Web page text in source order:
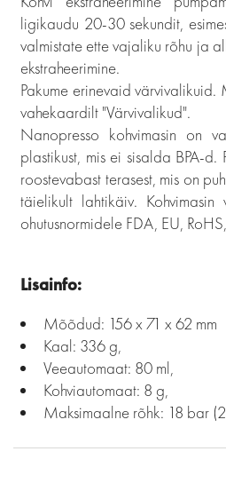
ligikaudu 20-30 sekundit,
valmistate ette vajaliku rõhu ja
ekstraheerimine.
Pakume erinevaid
vahekaardilt "Värvivalikud".
Nanopresso kohvimasin on
plastikust, mis ei sisalda BPA-
roostevabast terasest, mis on
täielikult lahtikäiv. Kohvimasin
ohutusnormidele FDA, EU,
Lisainfo:
Mõõdud: 156 x 71 x 62 mm
Kaal: 336 g,
Veeautomaat: 80 ml,
Kohviautomaat: 8 g,
Maksimaalne rõhk: 18 bar